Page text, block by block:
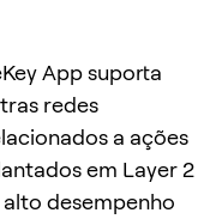
App suporta
redes
a ações
em Layer 2
desempenho